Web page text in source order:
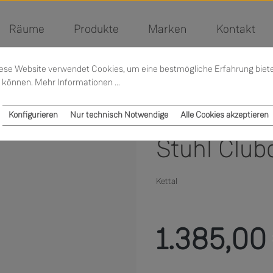
Räume Produkte Marken Kontakt
Stuhl
Kettal
Website verwendet Cookies, um eine bestmögliche Erfahrung
können. Mehr Informationen ...
Nur technisch Notwendige
Konfigurieren Alle Cookies akzeptieren